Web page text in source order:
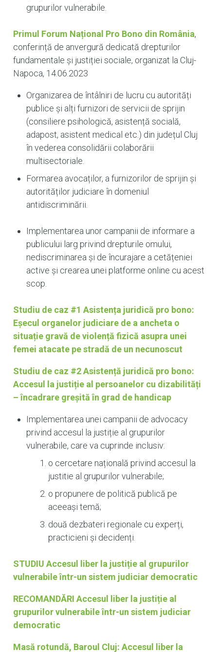
grupurilor vulnerabile.
Primul Forum Național Pro Bono din România,
conferință de anvergură dedicată drepturilor
fundamentale și justiției sociale, organizat la Cluj-
Napoca, 14.06.2023
Organizarea de întâlniri de lucru cu autorități
publice și alți furnizori de servicii de sprijin
(consiliere psihologică, asistență socială,
adapost, asistent medical etc.) din județul Cluj
în vederea consolidării colaborării
multisectoriale.
Formarea avocaților, a furnizorilor de sprijin și
autorităților judiciare în domeniul
antidiscriminării.
Implementarea unor campanii de informare a
publicului larg privind drepturile omului,
nediscriminarea și de încurajare a cetățeniei
active și crearea unei platforme online cu acest
scop.
Studiu de caz #1 Asistența juridică pro bono:
Eșecul organelor judiciare de a ancheta o
situație gravă de violență fizică asupra unei
femei atacate pe stradă de un necunoscut
Studiu de caz #2 Asistență juridică pro bono:
Accesul la justiție al persoanelor cu dizabilități
– încadrare greșită în grad de handicap
Implementarea unei campanii de advocacy
privind accesul la justiție al grupurilor
vulnerabile, care va cuprinde inclusiv:
o cercetare națională privind accesul la
justitie al grupurilor vulnerabile;
o propunere de politică publică pe
aceeași temă;
două dezbateri regionale cu experți,
practicieni și decidenți.
STUDIU Accesul liber la justiție al grupurilor
vulnerabile într-un sistem judiciar democratic
RECOMANDĂRI Accesul liber la justiție al
grupurilor vulnerabile într-un sistem judiciar
democratic
Masă rotundă, Baroul Cluj: Accesul liber la